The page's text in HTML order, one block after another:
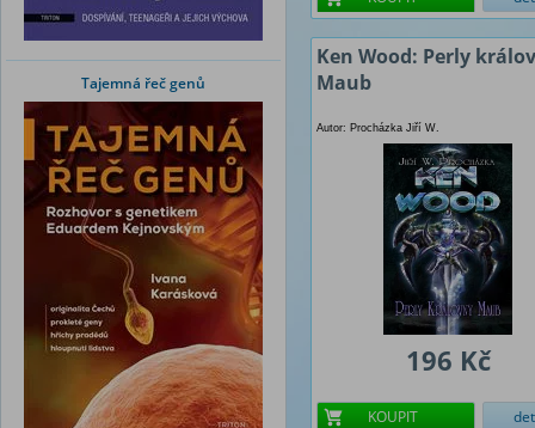
Tajemná řeč genů
Ken Wood: Perly
Maub
Autor: Procházka Jiří W.
196 Kč
KOUPIT